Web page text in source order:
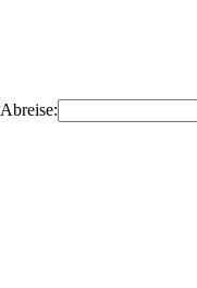
Abreise: